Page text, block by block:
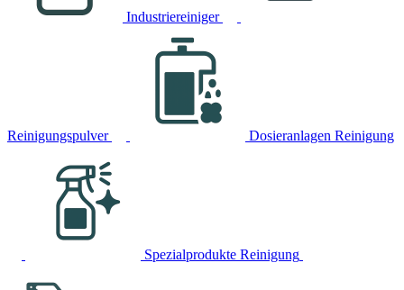
Industriereiniger
Reinigungspulver Dosieranlagen Reinigung
Spezialprodukte Reinigung